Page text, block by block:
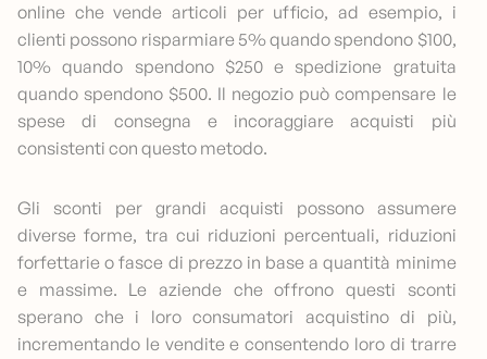
online che vende articoli per ufficio, ad esempio, i
clienti possono risparmiare 5% quando spendono $100,
10% quando spendono $250 e spedizione gratuita
quando spendono $500. Il negozio può compensare le
spese di consegna e incoraggiare acquisti più
consistenti con questo metodo.
Gli sconti per grandi acquisti possono assumere
diverse forme, tra cui riduzioni percentuali, riduzioni
forfettarie o fasce di prezzo in base a quantità minime
e massime. Le aziende che offrono questi sconti
sperano che i loro consumatori acquistino di più,
incrementando le vendite e consentendo loro di trarre